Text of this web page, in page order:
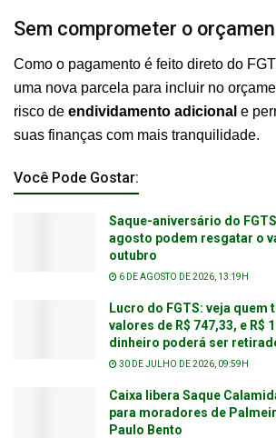
Sem comprometer o
Como o pagamento é feito direto do
uma nova parcela para incluir no
risco de endividamento adicional e
suas finanças com mais tranquilidade.
Você Pode Gostar:
Saque-aniversário do
agosto podem resgatar o
outubro
6 DE AGOSTO DE 2026, 13:19H
Lucro do FGTS: veja quem
valores de R$ 747,33, e R$
dinheiro poderá ser
30 DE JULHO DE 2026, 09:59H
Caixa libera Saque
para moradores de
Paulo Bento